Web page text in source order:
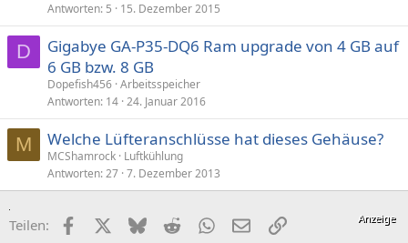
Antworten 5 15. Dezember 2015
D
Gigabye GA-P35-DQ6 Ram upgrade von 4 GB auf
6 GB bzw. 8 GB
Dopefish456 Arbeitsspeicher
Antworten 14 24. Januar 2016
M Welche Lüfteranschlüsse hat dieses Gehäuse?
MCShamrock Luftkühlung
Antworten 27 7. Dezember 2013
Teilen: FacebookX (Twitter)
BlueskyRedditWhatsApp
E-MailLink